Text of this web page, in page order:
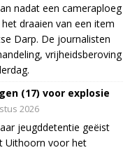
nadat een cameraploeg
draaien van een item
Darp. De journalisten
vrijheidsberoving
(17) voor explosie
2026
jeugddetentie geëist
Uithoorn voor het